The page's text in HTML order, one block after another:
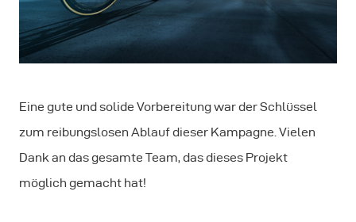
Eine gute und solide Vorbereitung war der Schlüssel
zum reibungslosen Ablauf dieser Kampagne. Vielen
Dank an das gesamte Team, das dieses Projekt
möglich gemacht hat!